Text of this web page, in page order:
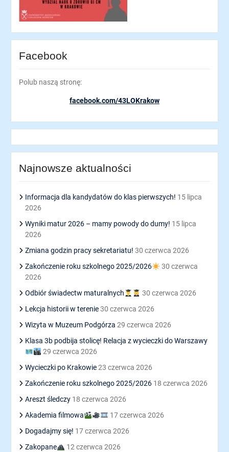
Facebook
Polub naszą stronę:
facebook.com/43LOKrakow
Najnowsze aktualności
Informacja dla kandydatów do klas pierwszych! 15 lipca
2026
Wyniki matur 2026 – mamy powody do dumy! 15 lipca
2026
Zmiana godzin pracy sekretariatu! 30 czerwca 2026
Zakończenie roku szkolnego 2025/2026
30 czerwca
2026
Odbiór świadectw maturalnych
30 czerwca 2026
Lekcja historii w terenie 30 czerwca 2026
Wizyta w Muzeum Podgórza 29 czerwca 2026
Klasa 3b podbija stolicę! Relacja z wycieczki do Warszawy
29 czerwca 2026
Wycieczki po Krakowie 23 czerwca 2026
Zakończenie roku szkolnego 2025/2026 18 czerwca 2026
Areszt śledczy 18 czerwca 2026
Akademia filmowa
17 czerwca 2026
Dogadajmy się! 17 czerwca 2026
Zakopane
12 czerwca 2026